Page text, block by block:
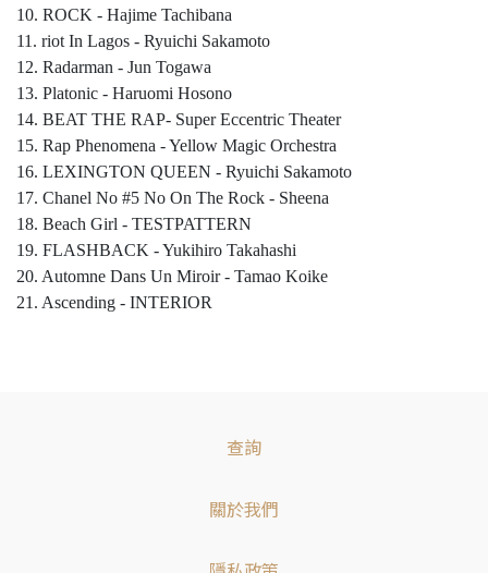
10. ROCK - Hajime Tachibana
11. riot In Lagos - Ryuichi Sakamoto
12. Radarman - Jun Togawa
13. Platonic - Haruomi Hosono
14. BEAT THE RAP- Super Eccentric Theater
15. Rap Phenomena - Yellow Magic Orchestra
16. LEXINGTON QUEEN - Ryuichi Sakamoto
17. Chanel No #5 No On The Rock - Sheena
18. Beach Girl - TESTPATTERN
19. FLASHBACK - Yukihiro Takahashi
20. Automne Dans Un Miroir - Tamao Koike
21. Ascending - INTERIOR
查詢
關於我們